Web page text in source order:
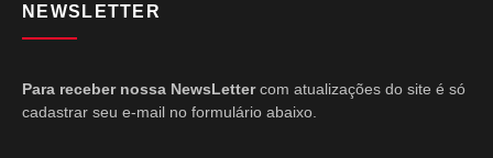
NEWSLETTER
Para receber nossa NewsLettercom atualizações do site é só
cadastrar seu e-mail no formulário abaixo.